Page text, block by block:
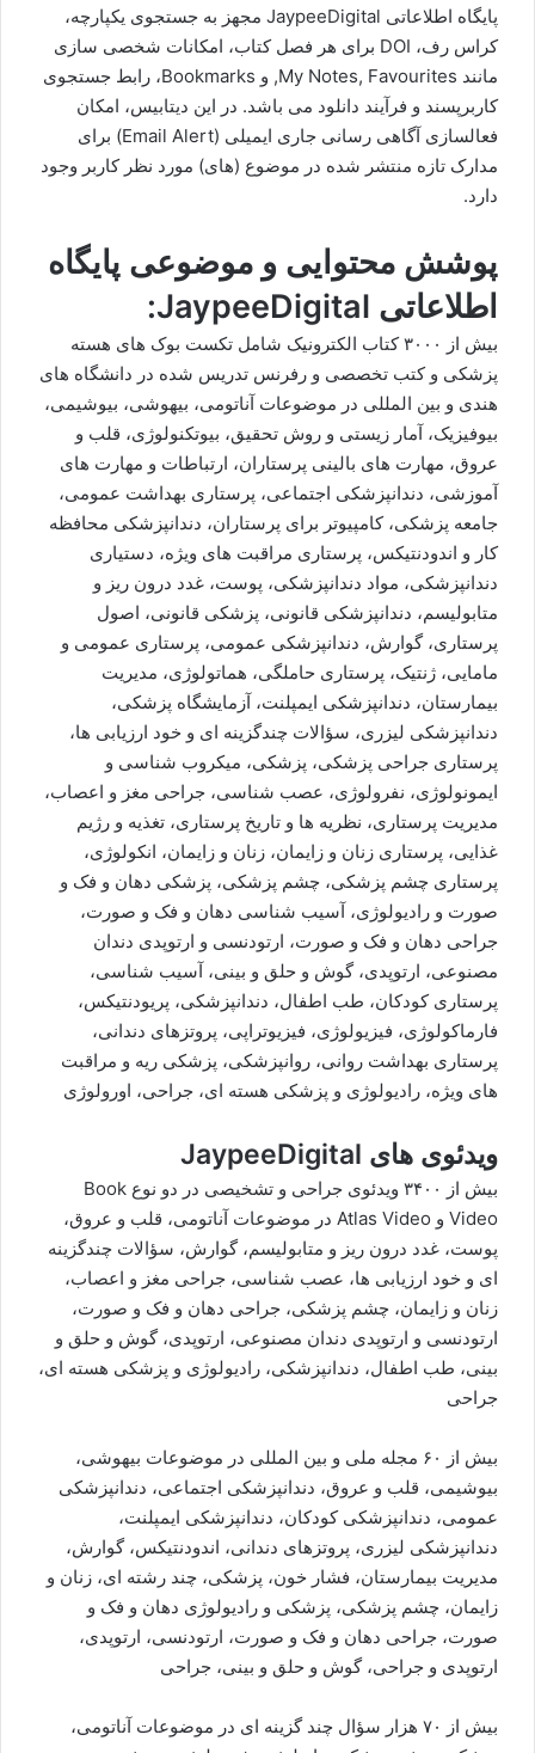
پایگاه اطلاعاتی JaypeeDigital مجهز به جستجوی یکپارچه،
کراس رف، DOI برای هر فصل کتاب، امکانات شخصی سازی
مانند My Notes, Favourites, و Bookmarks، رابط جستجوی
کاربرپسند و فرآیند دانلود می باشد. در این دیتابیس، امکان
فعالسازی آگاهی رسانی جاری ایمیلی (Email Alert) برای
مدارک تازه منتشر شده در موضوع (های) مورد نظر کاربر وجود
دارد.
پوشش محتوایی و موضوعی پایگاه
اطلاعاتی JaypeeDigital:
بیش از ۳۰۰۰ کتاب الکترونیک شامل تکست بوک های هسته
پزشکی و کتب تخصصی و رفرنس تدریس شده در دانشگاه های
هندی و بین المللی در موضوعات آناتومی، بیهوشی، بیوشیمی،
بیوفیزیک، آمار زیستی و روش تحقیق، بیوتکنولوژی، قلب و
عروق، مهارت های بالینی پرستاران، ارتباطات و مهارت های
آموزشی، دندانپزشکی اجتماعی، پرستاری بهداشت عمومی،
جامعه پزشکی، کامپیوتر برای پرستاران، دندانپزشکی محافظه
کار و اندودنتیکس، پرستاری مراقبت های ویژه، دستیاری
دندانپزشکی، مواد دندانپزشکی، پوست، غدد درون ریز و
متابولیسم، دندانپزشکی قانونی، پزشکی قانونی، اصول
پرستاری، گوارش، دندانپزشکی عمومی، پرستاری عمومی و
مامایی، ژنتیک، پرستاری حاملگی، هماتولوژی، مدیریت
بیمارستان، دندانپزشکی ایمپلنت، آزمایشگاه پزشکی،
دندانپزشکی لیزری، سؤالات چندگزینه ای و خود ارزیابی ها،
پرستاری جراحی پزشکی، پزشکی، میکروب شناسی و
ایمونولوژی، نفرولوژی، عصب شناسی، جراحی مغز و اعصاب،
مدیریت پرستاری، نظریه ها و تاریخ پرستاری، تغذیه و رژیم
غذایی، پرستاری زنان و زایمان، زنان و زایمان، انکولوژی،
پرستاری چشم پزشکی، چشم پزشکی، پزشکی دهان و فک و
صورت و رادیولوژی، آسیب شناسی دهان و فک و صورت،
جراحی دهان و فک و صورت، ارتودنسی و ارتوپدی دندان
مصنوعی، ارتوپدی، گوش و حلق و بینی، آسیب شناسی،
پرستاری کودکان، طب اطفال، دندانپزشکی، پریودنتیکس،
فارماکولوژی، فیزیولوژی، فیزیوتراپی، پروتزهای دندانی،
پرستاری بهداشت روانی، روانپزشکی، پزشکی ریه و مراقبت
های ویژه، رادیولوژی و پزشکی هسته ای، جراحی، اورولوژی
ویدئوی های JaypeeDigital
بیش از ۳۴۰۰ ویدئوی جراحی و تشخیصی در دو نوع Book
Video و Atlas Video در موضوعات آناتومی، قلب و عروق،
پوست، غدد درون ریز و متابولیسم، گوارش، سؤالات چندگزینه
ای و خود ارزیابی ها، عصب شناسی، جراحی مغز و اعصاب،
زنان و زایمان، چشم پزشکی، جراحی دهان و فک و صورت،
ارتودنسی و ارتوپدی دندان مصنوعی، ارتوپدی، گوش و حلق و
بینی، طب اطفال، دندانپزشکی، رادیولوژی و پزشکی هسته ای،
جراحی
بیش از ۶۰ مجله ملی و بین المللی در موضوعات بیهوشی،
بیوشیمی، قلب و عروق، دندانپزشکی اجتماعی، دندانپزشکی
عمومی، دندانپزشکی کودکان، دندانپزشکی ایمپلنت،
دندانپزشکی لیزری، پروتزهای دندانی، اندودنتیکس، گوارش،
مدیریت بیمارستان، فشار خون، پزشکی، چند رشته ای، زنان و
زایمان، چشم پزشکی، پزشکی و رادیولوژی دهان و فک و
صورت، جراحی دهان و فک و صورت، ارتودنسی، ارتوپدی،
ارتوپدی و جراحی، گوش و حلق و بینی، جراحی
بیش از ۷۰ هزار سؤال چند گزینه ای در موضوعات آناتومی،